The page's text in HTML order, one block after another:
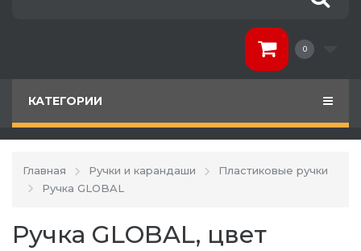
0
КАТЕГОРИИ
Главная Ручки и карандаши
Пластиковые ручки
Ручка GLOBAL
Ручка GLOBAL, цвет